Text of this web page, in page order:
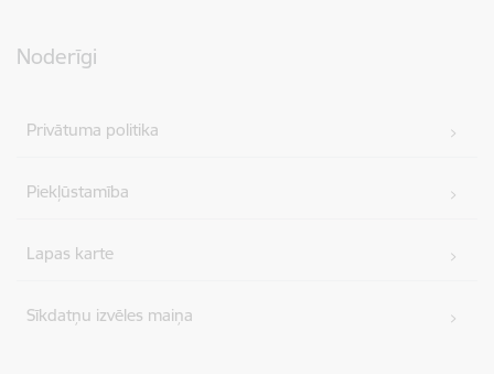
Noderīgi
Privātuma politika
Piekļūstamība
Lapas karte
Sīkdatņu izvēles maiņa